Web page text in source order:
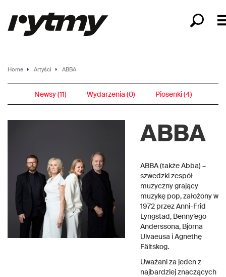
Home Artyści ABBA
Newsy (11) Wydarzenia (0) Piosenki (4)
ABBA
ABBA (także Abba) –
szwedzki zespół
muzyczny grający
muzykę pop, założony w
1972 przez Anni-Frid
Lyngstad, Benny’ego
Anderssona, Björna
Ulvaeusa i Agnethę
Fältskog.
Uważani za jeden z
najbardziej znaczących